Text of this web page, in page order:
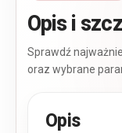
Opis i
Sprawdź
oraz wybrane
Opis